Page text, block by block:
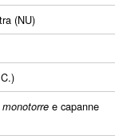
(NU)
e capanne